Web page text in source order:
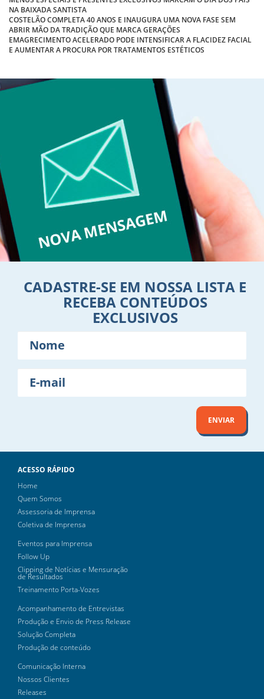
NA BAIXADA SANTISTA
COSTELÃO COMPLETA 40 ANOS E INAUGURA UMA NOVA FASE SEM
ABRIR MÃO DA TRADIÇÃO QUE MARCA GERAÇÕES
EMAGRECIMENTO ACELERADO PODE INTENSIFICAR A FLACIDEZ FACIAL
E AUMENTAR A PROCURA POR TRATAMENTOS ESTÉTICOS
CADASTRE-SE EM NOSSA LISTA E
RECEBA CONTEÚDOS
EXCLUSIVOS
mail
ENVIAR
ACESSO RÁPIDO
Home
Quem Somos
Assessoria de Imprensa
Coletiva de Imprensa
Eventos para Imprensa
Follow Up
Clipping de Notícias e Mensuração
de Resultados
Treinamento Porta-Vozes
Acompanhamento de Entrevistas
Produção e Envio de Press Release
Solução Completa
Produção de conteúdo
Comunicação Interna
Nossos Clientes
Releases